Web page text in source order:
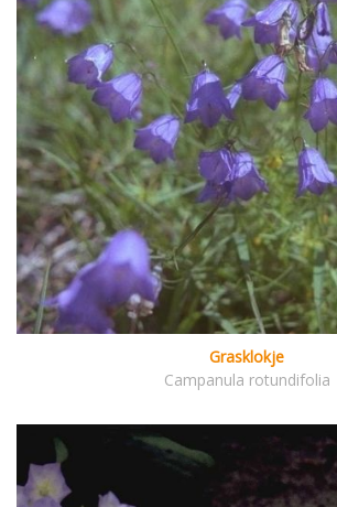
Grasklokje
Campanula rotundifolia